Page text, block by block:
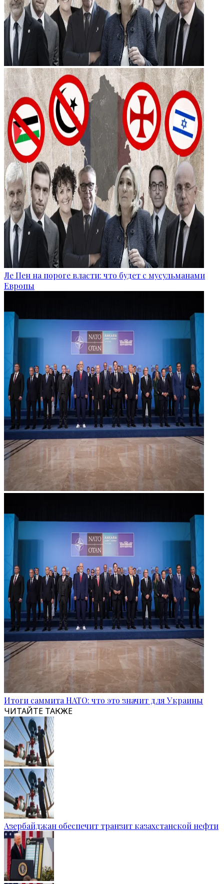
Ле Пен на пороге власти: что будет с мусульманами
Европы
Итоги саммита НАТО: что это значит для Украины
ЧИТАЙТЕ ТАКЖЕ
Азербайджан обеспечит транзит казахстанской нефти